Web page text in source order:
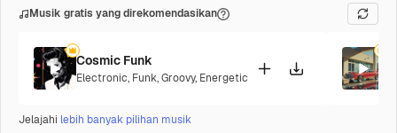
Musik gratis yang direkomendasikan
Cosmic Funk
Electronic, Funk,Groovy, Energetic
Jelajahi lebih banyak pilihan musik